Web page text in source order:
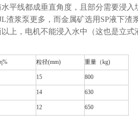
平线都成垂直角度，且部分需要浸入
浆泵更多，而金属矿选用SP液下渣
上，电机不能浸入水中（这也是立式
粒径(mm) 重量（kg)
15 800
14 630
12 650